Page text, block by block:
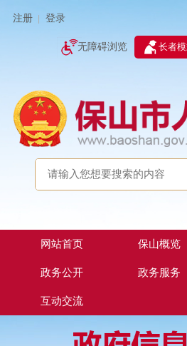
注册 登录
无障碍浏览 长者
网站首页 保山概览
政务公开 政务服务
互动交流